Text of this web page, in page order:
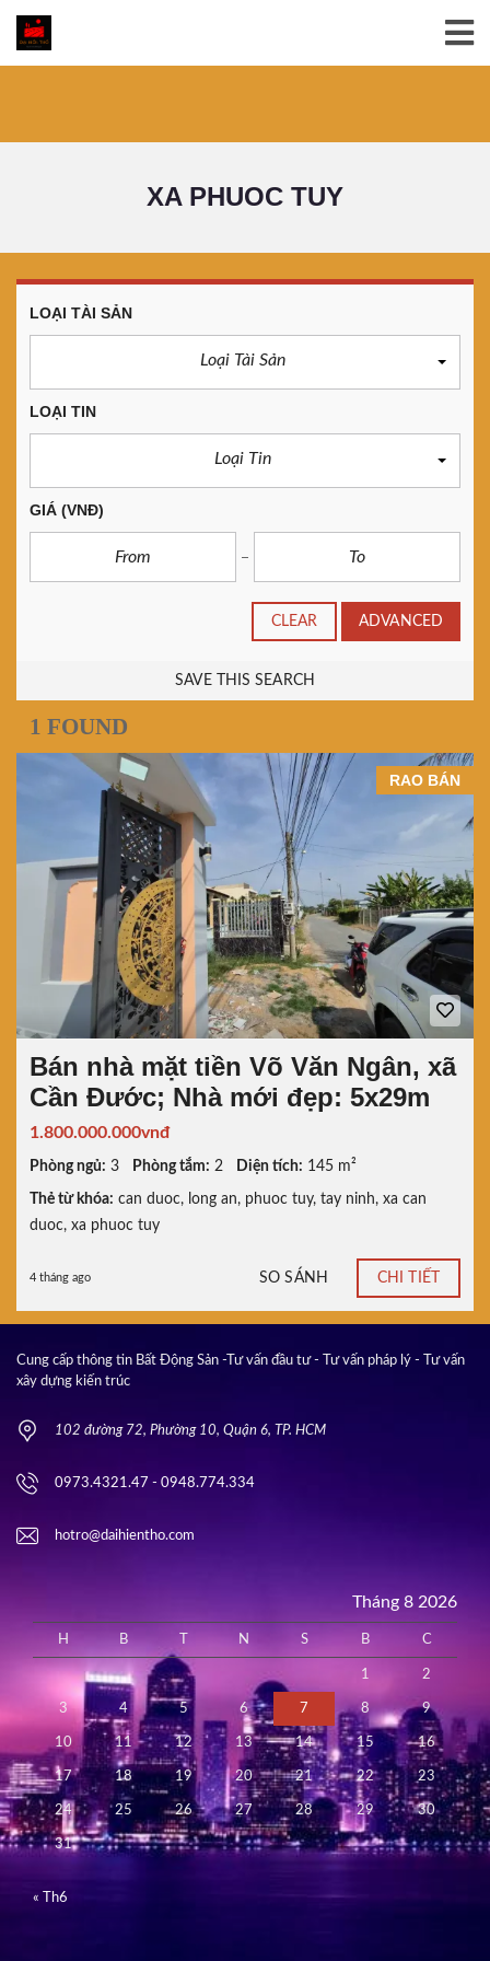
XA PHUOC TUY
LOẠI TÀI SẢN
Loại Tài Sản
LOẠI TIN
Loại Tin
GIÁ (VNĐ)
CLEAR ADVANCED
SAVE THIS SEARCH
1 FOUND
RAO BÁN
Bán nhà mặt tiền Võ Văn Ngân, xã
Cần Đước; Nhà mới đẹp: 5x29m
1.800.000.000vnđ
Phòng ngủ: 3 Phòng tắm: 2 Diện tích: 145 m²
Thẻ từ khóa: can duoc, long an, phuoc tuy, tay ninh, xa can
duoc, xa phuoc tuy
4 tháng ago SO SÁNH CHI TIẾT
Cung cấp thông tin Bất Động Sản -Tư vấn đầu tư - Tư vấn pháp lý - Tư vấn
xây dựng kiến trúc
102 đường 72, Phường 10, Quận 6, TP. HCM
0973.4321.47 - 0948.774.334
hotro@daihientho.com
Tháng 8 2026
H B N S B C
1 2
3 4 5 6 7 8 9
10 11 12 13 14 15 16
17 18 19 20 21 22 23
24 25 26 27 28 29 30
31
« Th6